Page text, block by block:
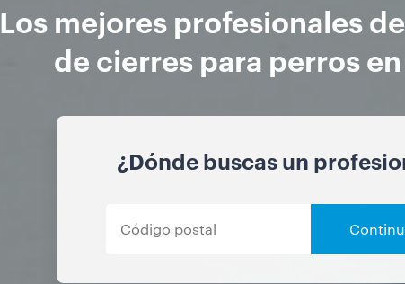
Los mejores profesionales
de cierres para perros
¿Dónde buscas un